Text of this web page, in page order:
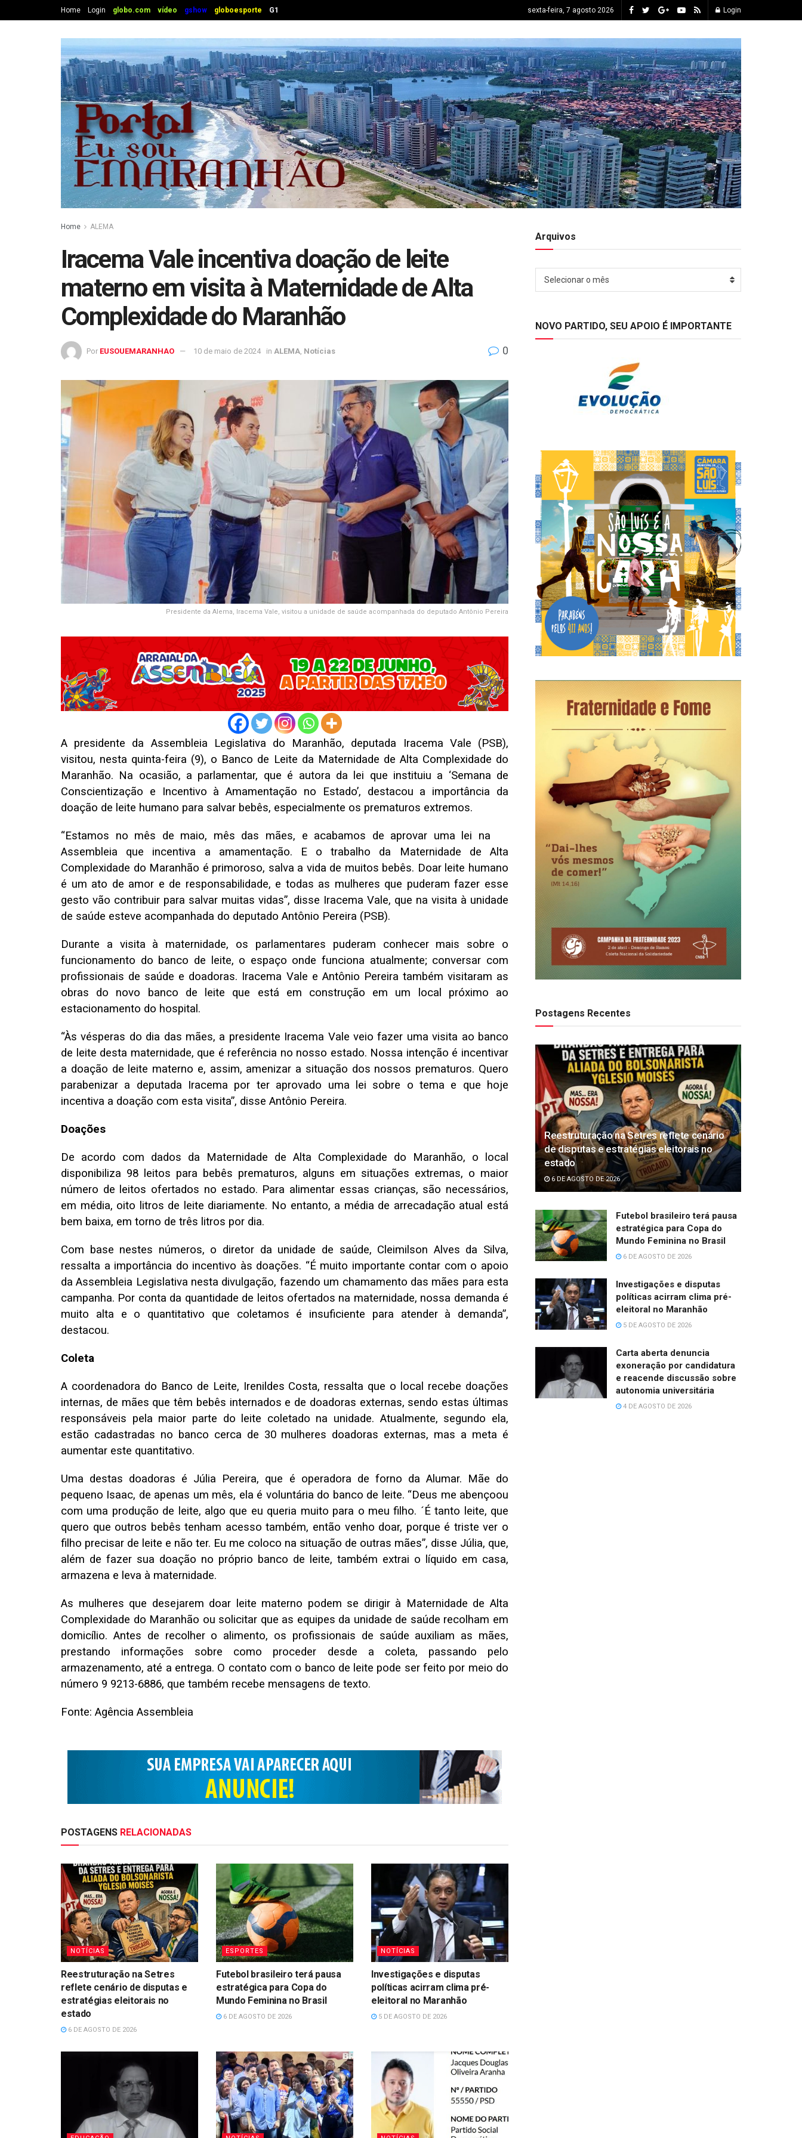
Home Login globo.com vídeo gshow globoesporte G1 sexta-feira, 7 agosto 2026 Login
Home ALEMA
Iracema Vale incentiva doação de leite
materno em visita à Maternidade de Alta
Complexidade do Maranhão
Por EUSOUEMARANHAO 10 de maio de 2024 in ALEMA Notícias 0
Presidente da Alema, Iracema Vale, visitou a unidade de saúde acompanhada do deputado Antônio Pereira
A presidente da Assembleia Legislativa do Maranhão, deputada Iracema Vale (PSB),
visitou, nesta quinta-feira (9), o Banco de Leite da Maternidade de Alta Complexidade do
Maranhão. Na ocasião, a parlamentar, que é autora da lei que instituiu a ‘Semana de
Conscientização e Incentivo à Amamentação no Estado’, destacou a importância da
doação de leite humano para salvar bebês, especialmente os prematuros extremos.
“Estamos no mês de maio, mês das mães, e acabamos de aprovar uma lei na
Assembleia que incentiva a amamentação. E o trabalho da Maternidade de Alta
Complexidade do Maranhão é primoroso, salva a vida de muitos bebês. Doar leite humano
é um ato de amor e de responsabilidade, e todas as mulheres que puderam fazer esse
gesto vão contribuir para salvar muitas vidas”, disse Iracema Vale, que na visita à unidade
de saúde esteve acompanhada do deputado Antônio Pereira (PSB).
Durante a visita à maternidade, os parlamentares puderam conhecer mais sobre o
funcionamento do banco de leite, o espaço onde funciona atualmente; conversar com
profissionais de saúde e doadoras. Iracema Vale e Antônio Pereira também visitaram as
obras do novo banco de leite que está em construção em um local próximo ao
estacionamento do hospital.
“Às vésperas do dia das mães, a presidente Iracema Vale veio fazer uma visita ao banco
de leite desta maternidade, que é referência no nosso estado. Nossa intenção é incentivar
a doação de leite materno e, assim, amenizar a situação dos nossos prematuros. Quero
parabenizar a deputada Iracema por ter aprovado uma lei sobre o tema e que hoje
incentiva a doação com esta visita”, disse Antônio Pereira.
Doações
De acordo com dados da Maternidade de Alta Complexidade do Maranhão, o local
disponibiliza 98 leitos para bebês prematuros, alguns em situações extremas, o maior
número de leitos ofertados no estado. Para alimentar essas crianças, são necessários,
em média, oito litros de leite diariamente. No entanto, a média de arrecadação atual está
bem baixa, em torno de três litros por dia.
Com base nestes números, o diretor da unidade de saúde, Cleimilson Alves da Silva,
ressalta a importância do incentivo às doações. “É muito importante contar com o apoio
da Assembleia Legislativa nesta divulgação, fazendo um chamamento das mães para esta
campanha. Por conta da quantidade de leitos ofertados na maternidade, nossa demanda é
muito alta e o quantitativo que coletamos é insuficiente para atender à demanda”,
destacou.
Coleta
A coordenadora do Banco de Leite, Irenildes Costa, ressalta que o local recebe doações
internas, de mães que têm bebês internados e de doadoras externas, sendo estas últimas
responsáveis pela maior parte do leite coletado na unidade. Atualmente, segundo ela,
estão cadastradas no banco cerca de 30 mulheres doadoras externas, mas a meta é
aumentar este quantitativo.
Uma destas doadoras é Júlia Pereira, que é operadora de forno da Alumar. Mãe do
pequeno Isaac, de apenas um mês, ela é voluntária do banco de leite. “Deus me abençoou
com uma produção de leite, algo que eu queria muito para o meu filho. ´É tanto leite, que
quero que outros bebês tenham acesso também, então venho doar, porque é triste ver o
filho precisar de leite e não ter. Eu me coloco na situação de outras mães”, disse Júlia, que,
além de fazer sua doação no próprio banco de leite, também extrai o líquido em casa,
armazena e leva à maternidade.
As mulheres que desejarem doar leite materno podem se dirigir à Maternidade de Alta
Complexidade do Maranhão ou solicitar que as equipes da unidade de saúde recolham em
domicílio. Antes de recolher o alimento, os profissionais de saúde auxiliam as mães,
prestando informações sobre como proceder desde a coleta, passando pelo
armazenamento, até a entrega. O contato com o banco de leite pode ser feito por meio do
número 9 9213-6886, que também recebe mensagens de texto.
Fonte: Agência Assembleia
POSTAGENS RELACIONADAS
NOTÍCIAS
Reestruturação na Setres
reflete cenário de disputas e
estratégias eleitorais no
estado
6 DE AGOSTO DE 2026
ESPORTES
Futebol brasileiro terá pausa
estratégica para Copa do
Mundo Feminina no Brasil
6 DE AGOSTO DE 2026
NOTÍCIAS
Investigações e disputas
políticas acirram clima pré-
eleitoral no Maranhão
5 DE AGOSTO DE 2026
Arquivos
Selecionar o mês
NOVO PARTIDO, SEU APOIO É IMPORTANTE
Postagens Recentes
Reestruturação na Setres reflete cenário
de disputas e estratégias eleitorais no
estado
6 DE AGOSTO DE 2026
Futebol brasileiro terá pausa
estratégica para Copa do
Mundo Feminina no Brasil
6 DE AGOSTO DE 2026
Investigações e disputas
políticas acirram clima pré-
eleitoral no Maranhão
5 DE AGOSTO DE 2026
Carta aberta denuncia
exoneração por candidatura
e reacende discussão sobre
autonomia universitária
4 DE AGOSTO DE 2026